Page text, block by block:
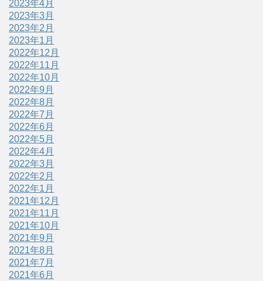
2023年4月
2023年3月
2023年2月
2023年1月
2022年12月
2022年11月
2022年10月
2022年9月
2022年8月
2022年7月
2022年6月
2022年5月
2022年4月
2022年3月
2022年2月
2022年1月
2021年12月
2021年11月
2021年10月
2021年9月
2021年8月
2021年7月
2021年6月